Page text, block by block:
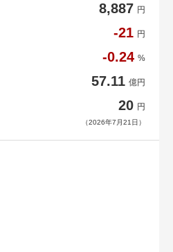
8,887 円
-21 円
-0.24 %
57.11 億円
20 円
（2026年7月21日）